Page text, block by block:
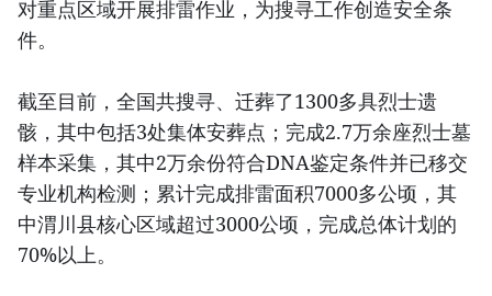
对重点区域开展排雷作业，为搜寻工作创造安全条
件。
截至目前，全国共搜寻、迁葬了1300多具烈士遗
骸，其中包括3处集体安葬点；完成2.7万余座烈士墓
样本采集，其中2万余份符合DNA鉴定条件并已移交
专业机构检测；累计完成排雷面积7000多公顷，其
中渭川县核心区域超过3000公顷，完成总体计划的
70%以上。